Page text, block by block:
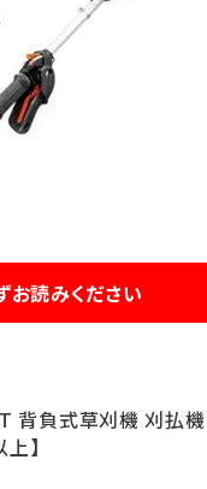
い合わせ
注文
24時間受付
読みください
背負式草刈機 刈払機
】